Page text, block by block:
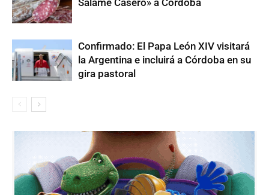
Salame Casero» a Córdoba
Confirmado: El Papa León XIV visitará
la Argentina e incluirá a Córdoba en su
gira pastoral